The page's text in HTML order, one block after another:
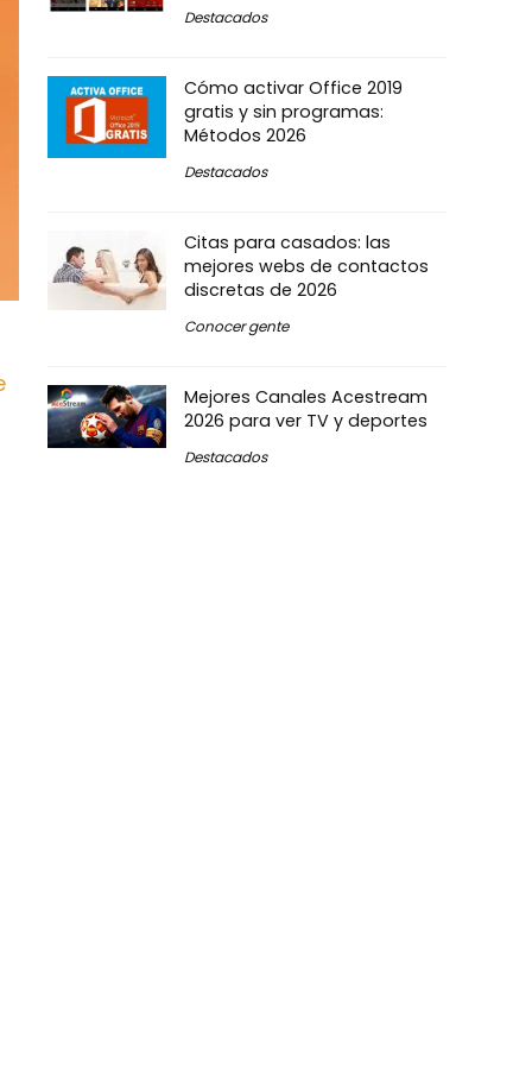
Destacados
Cómo activar Office 2019
gratis y sin programas:
Métodos 2026
Destacados
Citas para casados: las
mejores webs de contactos
discretas de 2026
Conocer gente
Mejores Canales Acestream
2026 para ver TV y deportes
Destacados